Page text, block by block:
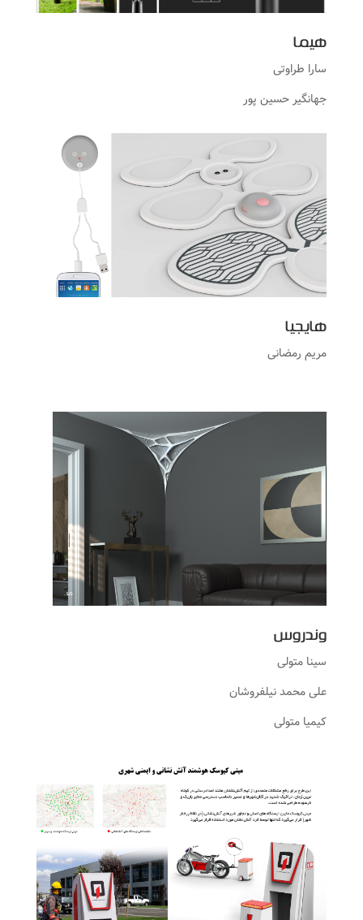
هیما
سارا طراوتی
جهانگیر حسین پور
هایجیا
مریم رمضانی
وندروس
سینا متولی
علی محمد نیلفروشان
کیمیا متولی